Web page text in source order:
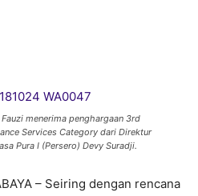
menerima penghargaan 3rd
Services Category dari Direktur
Pura I (Persero) Devy Suradji.
– Seiring dengan rencana